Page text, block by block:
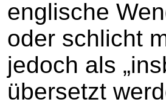
englische
oder schlicht
jedoch als
übersetzt